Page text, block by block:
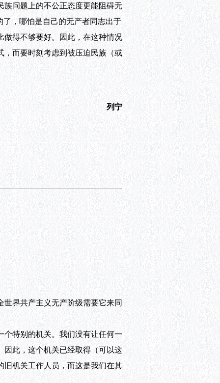
族问题上的不公正态度更能阻碍无
，哪怕是自己的无产者同志出于
做得不够要好。因此，在这种情况
，而要时刻考虑到被压迫民族（或
列宁
界共产主义无产阶级需要它来同
个特别的机关。我们没有让任何一
因此，这个机关已经取得（可以这
旧机关工作人员，而这是我们在其